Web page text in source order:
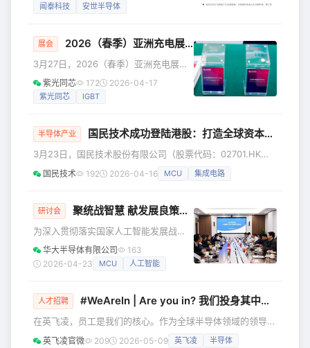
B.V.）、三名外籍高管以及安泰可有限公
东省东莞市中级人民法院提起诉讼。公
司已收到法院《受理案件通知书》，案
号为（2026）粤19民
闻泰科技 安世半导体
展会 2026（春季）亚洲充电展丨紫光同芯安全芯片与
3月27日，2026（春季）亚洲充电展在
深圳盛大开幕。作为WPC官方许可鉴权
芯片服务商，紫光同芯携安全芯片与功
片 构筑无线充电安全底座 随着无线充电
完善的安全认证体系、实现能耗精益化
管理，成为行业发展的核心命题。紫光
对Qi/Qi2协议的深度理解与安全芯片技
术
紫光同芯 172 2026-04-17
紫光同芯 IGBT
半导体产业 国民技术成功登陆港股：打造全球资本平台，迈向国际化新征程
3月23日，国民技术股份有限公司（股票代码：02701.HK；
300077.SZ）在港交所正式挂牌上市，成功登陆国际资本市
国际化新征程的关键一步。 📈二十六年前，国民技术从深圳
起步...... 自成立以来，国民技术始终坚守“以理致远，向道而
行”的信念，深耕半导体领域二十余载，现已成长为M
国民技术 192 2026-04-16 MCU 集成电路
研讨会 聚统战智慧 献发展良策｜华大 半导体召开AI浪潮下
为深入贯彻落实国家人工智能发展战
略，系统推进公司AI战略布局，充分发
挥统一战线凝聚人心、汇聚力量的强大
的“芯思考”研讨会。公司党委书记、董事
毅，各部门主要负责人及各所投资企业
的30余名党内外专家骨干参会。 孙劼指
华大半导体有限公司
163
2026-04-23
MCU 人工智能
人才招聘 #WeAreIn | Are you in? 我们投身其中，你愿意加入吗？
在英飞凌，员工是我们的核心。作为全球半导体领域的领导
者，我们汇聚来自世界各地的人才，推动创新、可持续发展与
英飞凌官微 209 2026-05-09 英飞凌 半导体